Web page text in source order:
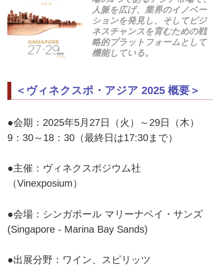
人脈を広げ、業界のイノベー
ションを発見し、そしてビジ
ネスチャンスを育むための戦
略的プラットフォームとして
機能している。
＜ヴィネクスポ・アジア 2025 概要＞
●会期：2025年5月27日（火）～29日（木）
9：30～18：30（最終日は17:30まで）
●主催：ヴィネクスポジウム社
（Vinexposium）
●会場：シンガポール マリーナベイ・サンズ
(Singapore - Marina Bay Sands)
●出展分野：ワイン、スピリッツ